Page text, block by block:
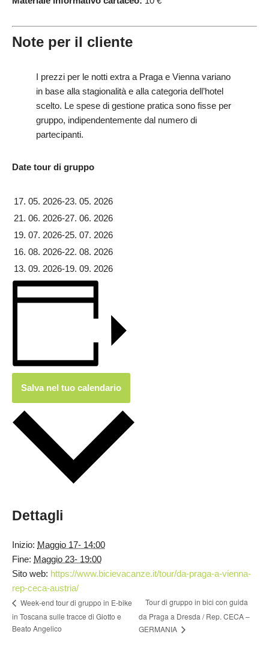
Note per il cliente
I prezzi per le notti extra a Praga e Vienna variano
in base alla stagionalità e alla categoria dell’hotel
scelto. Le spese di gestione pratica sono fisse per
gruppo, indipendentemente dal numero di
partecipanti.
Date tour di gruppo
17. 05. 2026-23. 05. 2026
21. 06. 2026-27. 06. 2026
19. 07. 2026-25. 07. 2026
16. 08. 2026-22. 08. 2026
13. 09. 2026-19. 09. 2026
Salva nel tuo calendario
Dettagli
Inizio: Maggio 17- 14:00
Fine: Maggio 23- 19:00
Sito web: https://www.bicievacanze.it/tour/da-praga-a-vienna-
rep-ceca-austria/
Week-end tour di gruppo in E-bike
in Toscana sulle tracce di Giotto e
Beato Angelico
Tour di gruppo in bici con guida
da Praga a Dresda / Rep. CECA –
GERMANIA